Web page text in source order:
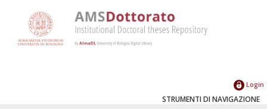
Login
STRUMENTI DI NAVIGAZIONE